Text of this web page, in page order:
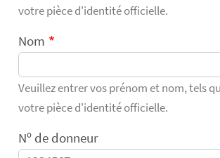
votre pièce d'identité officielle.
Nom
Veuillez entrer vos prénom et nom, tels
votre pièce d'identité officielle.
Nᵒ de donneur